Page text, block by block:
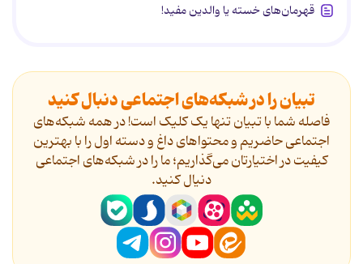
قهرمان‌های خسته یا والدین مفید!
تبیان را در شبکه‌های اجتماعی دنبال کنید
فاصله شما با تبیان تنها یک کلیک است! در همه شبکه‌های
اجتماعی حاضریم و محتواهای داغ و دسته اول را با بهترین
کیفیت در اختیارتان می‌گذاریم؛ ما را در شبکه‌های اجتماعی
دنیال کنید.